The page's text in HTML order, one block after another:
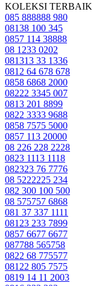
KOLEKSI TERBAIK
085 888888 980
08138 100 345
0857 114 38888
08 1233 0202
081313 33 1336
0812 64 678 678
0858 6868 2000
08222 3345 007
0813 201 8899
0822 3333 9688
0858 7575 5000
0857 113 20000
08 226 228 2228
0823 1113 1118
082323 76 7776
08 5222225 234
082 300 100 500
08 575757 6868
081 37 337 1111
08123 233 7899
0857 6677 6677
087788 565758
0822 68 775577
08122 805 7575
0819 14 11 2003